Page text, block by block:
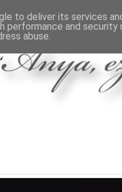
to deliver its services
performance and
abuse.